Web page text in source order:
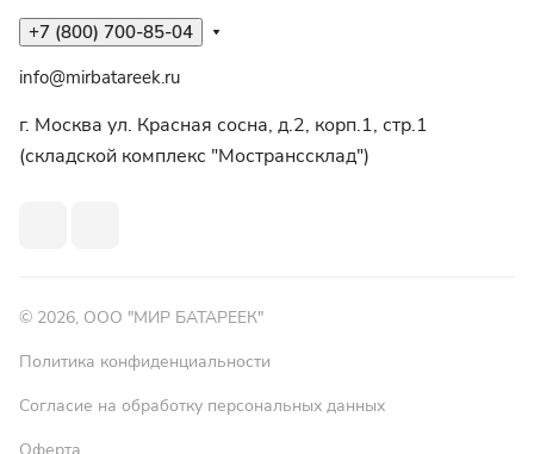
+7 (800) 700-85-04
info@mirbatareek.ru
г. Москва ул. Красная сосна, д.2, корп.1, стр.1
(складской комплекс "Мостранссклад")
© 2026, ООО "МИР БАТАРЕЕК"
Политика конфиденциальности
Согласие на обработку персональных данных